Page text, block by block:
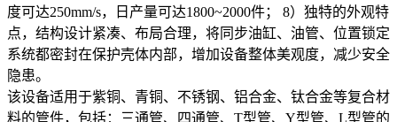
度可达250mm/s，日产量可达1800~2000件； 8）独特的外观特
点，结构设计紧凑、布局合理，将同步油缸、油管、位置锁定
系统都密封在保护壳体内部，增加设备整体美观度，减少安全
隐患。
该设备适用于紫铜、青铜、不锈钢、铝合金、钛合金等复合材
料的管件，包括：三通管、四通管、T型管、Y型管、L型管的